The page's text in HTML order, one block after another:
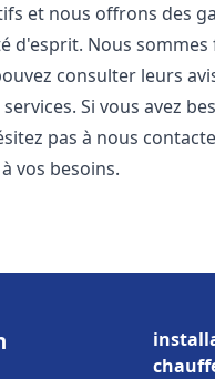
et nous offrons des
Nous
consulter leurs
Si vous avez
pas à nous
vos besoins.